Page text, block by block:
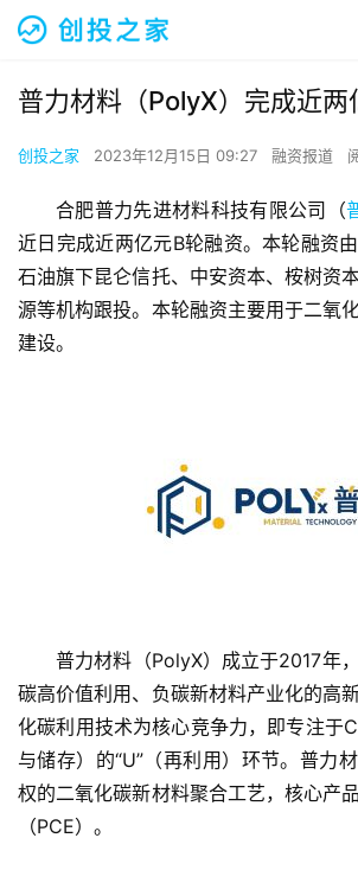
首
页
融
资
普力材料（PolyX）完成近两
创投之家 2023年12月15日 09:27 融资报道
合肥普力先进材料科技有限公司（
近日完成近两亿元B轮融资。本轮融资
石油旗下昆仑信托、中安资本、桉树资
源等机构跟投。本轮融资主要用于二氧
建设。
普力材料（PolyX）成立于2017年
碳高价值利用、负碳新材料产业化的高
化碳利用技术为核心竞争力，即专注于
与储存）的“U”（再利用）环节。普力
权的二氧化碳新材料聚合工艺，核心产
（PCE）。